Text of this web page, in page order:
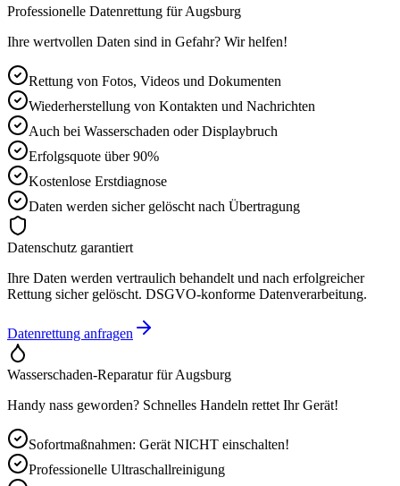
Professionelle Datenrettung fürAugsburg
Ihre wertvollen Daten sind in Gefahr? Wir helfen!
Rettung von Fotos, Videos und Dokumenten
Wiederherstellung von Kontakten und Nachrichten
Auch bei Wasserschaden oder Displaybruch
Erfolgsquote über 90%
Kostenlose Erstdiagnose
Daten werden sicher gelöscht nach Übertragung
Datenschutz garantiert
Ihre Daten werden vertraulich behandelt und nach erfolgreicher
Rettung sicher gelöscht. DSGVO-konforme Datenverarbeitung.
Datenrettung anfragen
Wasserschaden-Reparatur fürAugsburg
Handy nass geworden? Schnelles Handeln rettet Ihr Gerät!
Sofortmaßnahmen: Gerät NICHT einschalten!
Professionelle Ultraschallreinigung